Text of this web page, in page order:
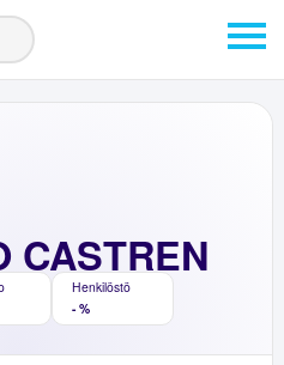
CASTREN
Henkilöstö
- %